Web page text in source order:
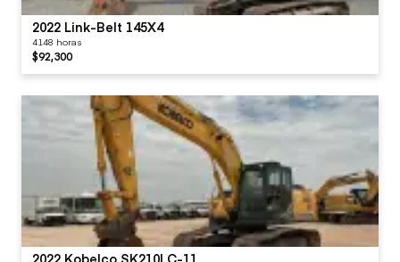
2022 Link-Belt 145X4
4148 horas
$92,300
2022 Kobelco SK210LC-11